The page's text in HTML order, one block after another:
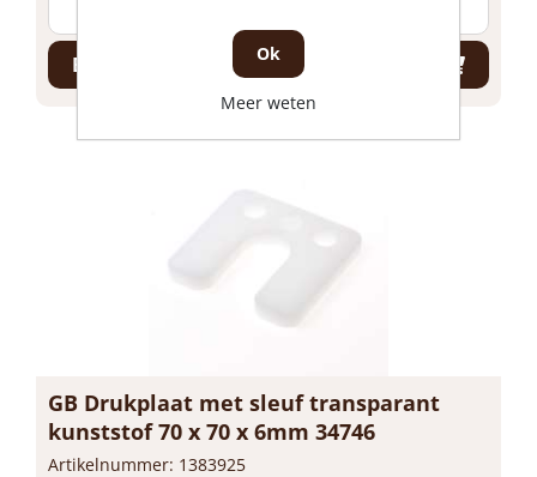
Bestel nu!
GB Drukplaat met sleuf transparant
kunststof 70 x 70 x 6mm 34746
Artikelnummer: 1383925
Ok
Meer weten